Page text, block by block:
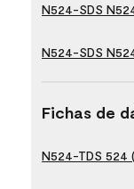
N524-SDS
N524-SDS
Fichas de
N524-TDS 524